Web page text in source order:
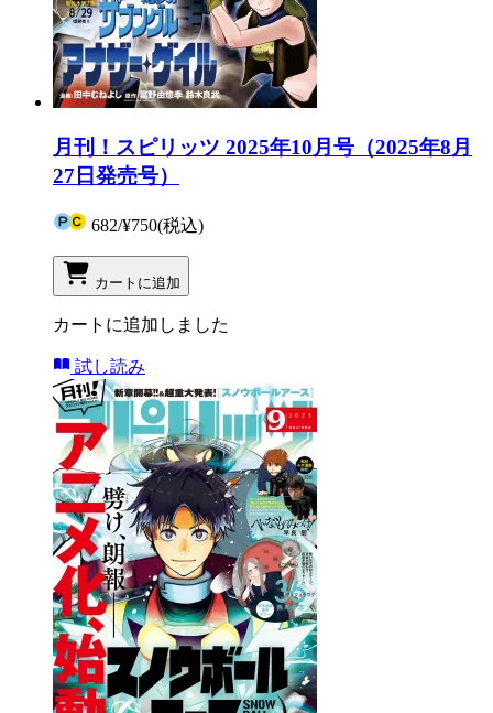
月刊！スピリッツ 2025年10月号（2025年8月
27日発売号）
682/¥750(税込)
カートに追加
カートに追加しました
試し読み